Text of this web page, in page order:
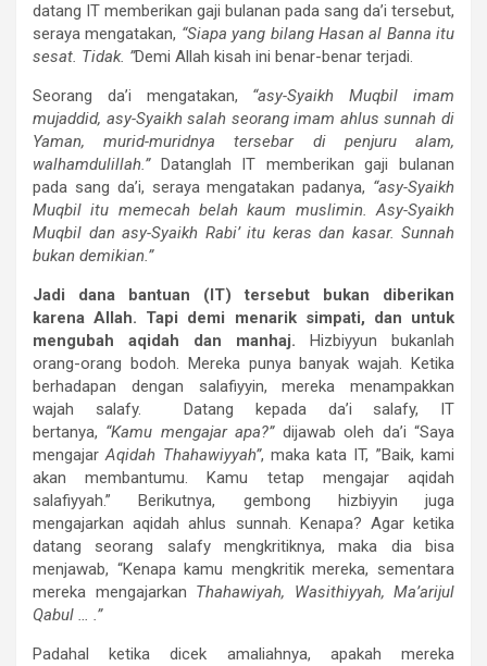
datang IT memberikan gaji bulanan pada sang da’i tersebut,
seraya mengatakan, “Siapa yang bilang Hasan al Banna itu
sesat. Tidak. ”Demi Allah kisah ini benar-benar terjadi.
Seorang da’i mengatakan, “asy-Syaikh Muqbil imam
mujaddid, asy-Syaikh salah seorang imam ahlus sunnah di
Yaman, murid-muridnya tersebar di penjuru alam,
walhamdulillah.”
Datanglah IT memberikan gaji bulanan
pada sang da’i, seraya mengatakan padanya, “asy-Syaikh
Muqbil itu memecah belah kaum muslimin. Asy-Syaikh
Muqbil dan asy-Syaikh Rabi’ itu keras dan kasar. Sunnah
bukan demikian.”
Jadi dana bantuan (IT) tersebut bukan diberikan
karena Allah. Tapi demi menarik simpati, dan untuk
mengubah aqidah dan manhaj.
Hizbiyyun bukanlah
orang-orang bodoh. Mereka punya banyak wajah. Ketika
berhadapan dengan salafiyyin, mereka menampakkan
wajah salafy. Datang kepada da’i salafy, IT
bertanya, “Kamu mengajar apa?” dijawab oleh da’i “Saya
mengajarAqidah Thahawiyyah”, maka kata IT, ”Baik, kami
akan membantumu. Kamu tetap mengajar aqidah
salafiyyah.” Berikutnya, gembong hizbiyyin juga
mengajarkan aqidah ahlus sunnah. Kenapa? Agar ketika
datang seorang salafy mengkritiknya, maka dia bisa
menjawab, “Kenapa kamu mengkritik mereka, sementara
mereka mengajarkan Thahawiyah, Wasithiyyah, Ma’arijul
Qabul … .”
Padahal ketika dicek amaliahnya, apakah mereka